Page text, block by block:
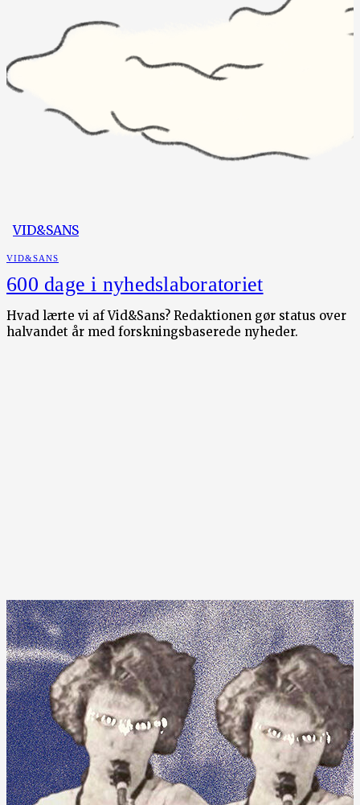
VID&SANS
VID&SANS
600 dage i nyhedslaboratoriet
Hvad lærte vi af Vid&Sans? Redaktionen gør status over
halvandet år med forskningsbaserede nyheder.